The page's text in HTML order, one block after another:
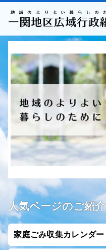
人気ページのご紹介
家庭ごみ収集カレンダー